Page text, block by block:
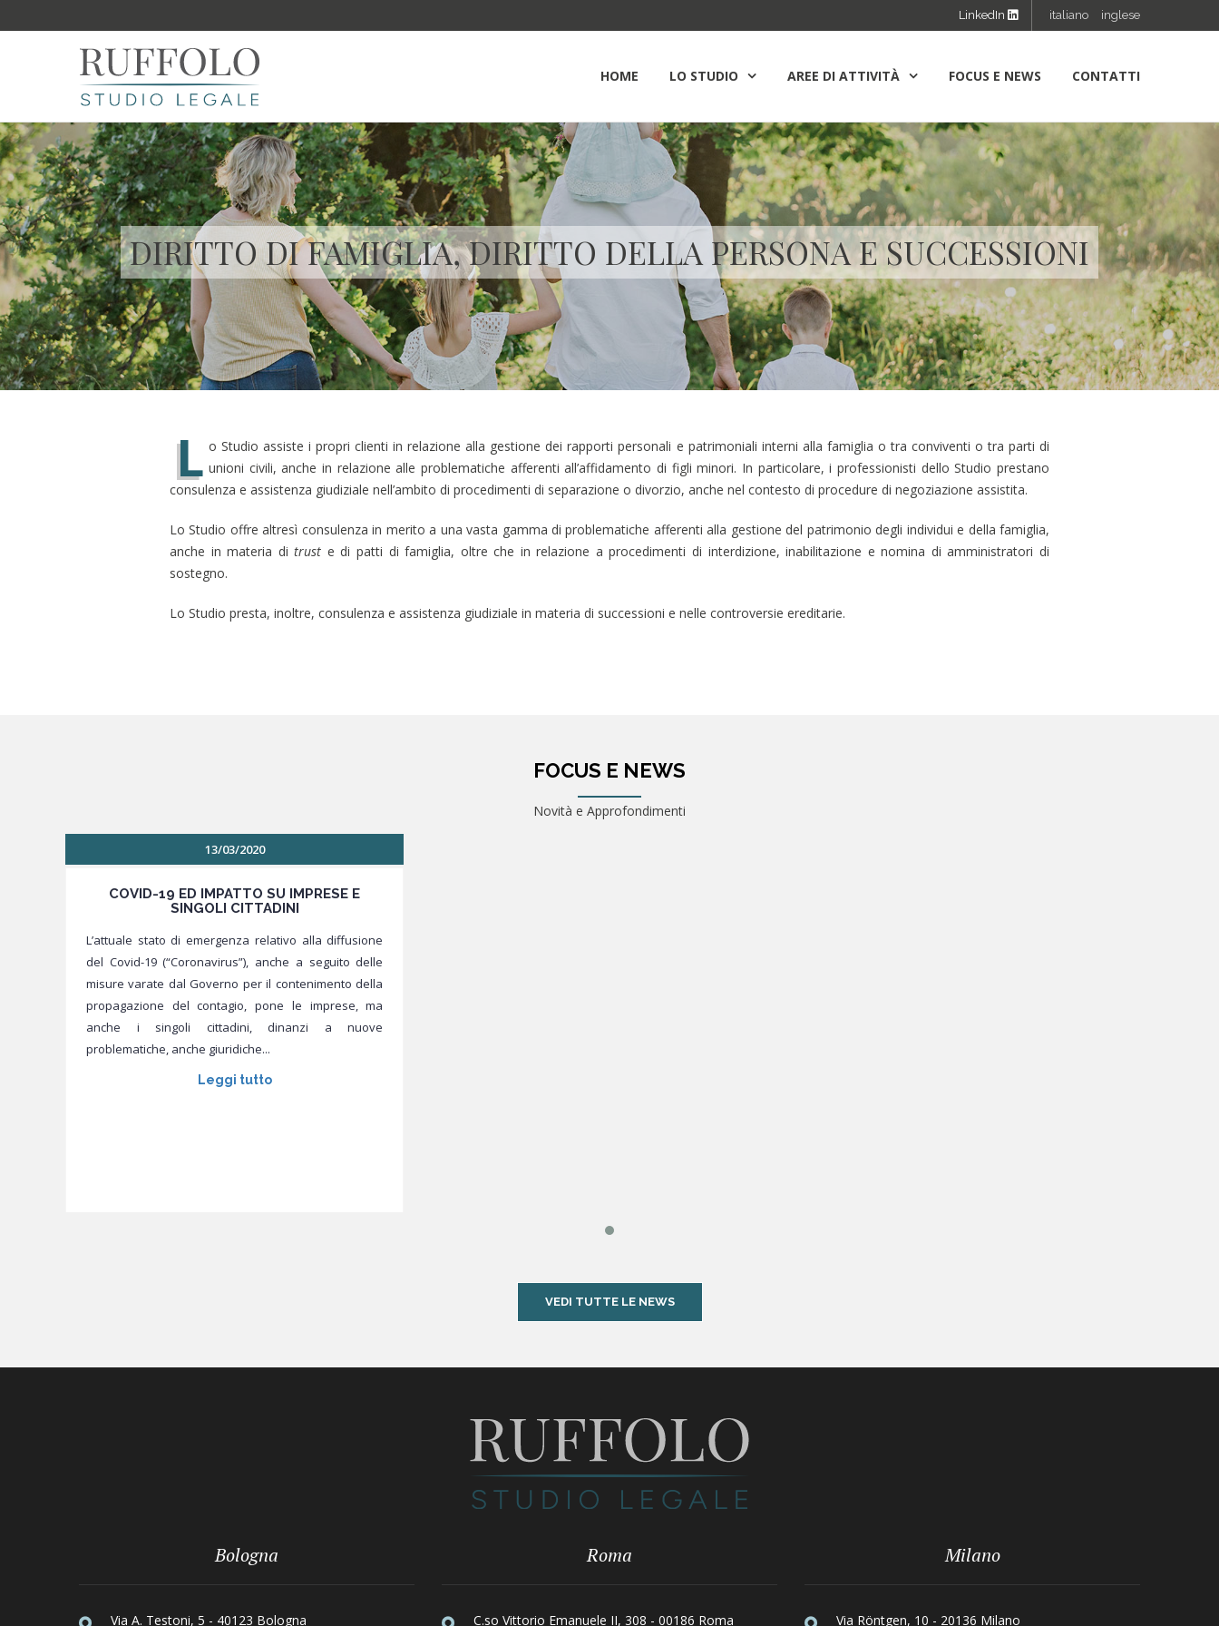
LinkedIn italiano inglese
HOME LO STUDIO AREE DI ATTIVITÀ FOCUS E NEWS CONTATTI
DIRITTO DI FAMIGLIA, DIRITTO DELLA PERSONA E SUCCESSIONI
L o Studio assiste i propri clienti in relazione alla gestione dei rapporti personali e patrimoniali interni alla famiglia o tra conviventi o tra parti di
unioni civili, anche in relazione alle problematiche afferenti all’affidamento di figli minori. In particolare, i professionisti dello Studio prestano
consulenza e assistenza giudiziale nell’ambito di procedimenti di separazione o divorzio, anche nel contesto di procedure di negoziazione assistita.
Lo Studio offre altresì consulenza in merito a una vasta gamma di problematiche afferenti alla gestione del patrimonio degli individui e della famiglia,
anche in materia ditrust e di patti di famiglia, oltre che in relazione a procedimenti di interdizione, inabilitazione e nomina di amministratori di
sostegno.
Lo Studio presta, inoltre, consulenza e assistenza giudiziale in materia di successioni e nelle controversie ereditarie.
FOCUS E NEWS
Novità e Approfondimenti
13/03/2020
COVID-19 ED IMPATTO SU IMPRESE E
SINGOLI CITTADINI
L’attuale stato di emergenza relativo alla diffusione
del Covid-19 (“Coronavirus”), anche a seguito delle
misure varate dal Governo per il contenimento della
propagazione del contagio, pone le imprese, ma
anche i singoli cittadini, dinanzi a nuove
problematiche, anche giuridiche...
Leggi tutto
VEDI TUTTE LE NEWS
Bologna
Via A. Testoni, 5 - 40123 Bologna
Roma
C.so Vittorio Emanuele II, 308 - 00186 Roma
Milano
Via Röntgen, 10 - 20136 Milano